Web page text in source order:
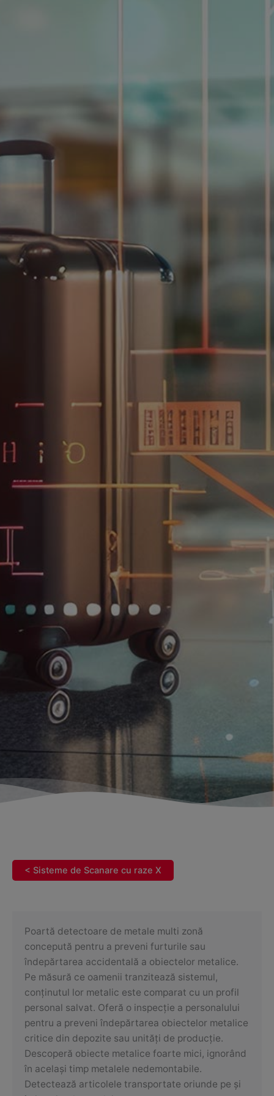
< Sisteme de Scanare cu raze X
Poartă detectoare de metale multi zonă
concepută pentru a preveni furturile sau
îndepărtarea accidentală a obiectelor metalice.
Pe măsură ce oamenii tranzitează sistemul,
conținutul lor metalic este comparat cu un profil
personal salvat. Oferă o inspecție a personalului
pentru a preveni îndepărtarea obiectelor metalice
critice din depozite sau unități de producție.
Descoperă obiecte metalice foarte mici, ignorând
în același timp metalele nedemontabile.
Detectează articolele transportate oriunde pe și